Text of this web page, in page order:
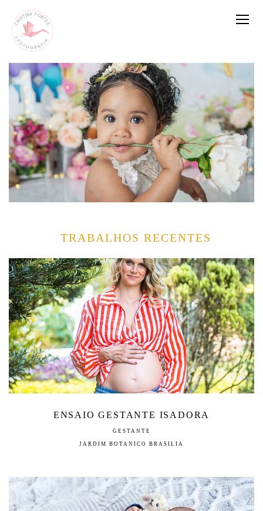
TRABALHOS RECENTES
ENSAIO GESTANTE ISADORA
GESTANTE
JARDIM BOTANICO BRASILIA